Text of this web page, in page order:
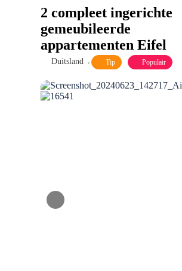
2 compleet ingerichte
gemeubileerde
appartementen Eifel
Duitsland Tip Populair